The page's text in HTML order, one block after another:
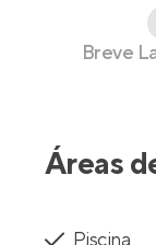
Breve
Áreas
Piscina